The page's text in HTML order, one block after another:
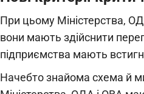
При цьому Міністерства,
вони мають здійснити
підприємства мають
Начебто знайома схема й